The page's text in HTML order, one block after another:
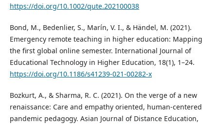
https://doi.org/10.1002/qute.202100038
Bond, M., Bedenlier, S., Marín, V. I., & Händel, M. (2021).
Emergency remote teaching in higher education: Mapping
the first global online semester. International Journal of
Educational Technology in Higher Education, 18(1), 1–24.
https://doi.org/10.1186/s41239-021-00282-x
Bozkurt, A., & Sharma, R. C. (2021). On the verge of a new
renaissance: Care and empathy oriented, human-centered
pandemic pedagogy. Asian Journal of Distance Education,